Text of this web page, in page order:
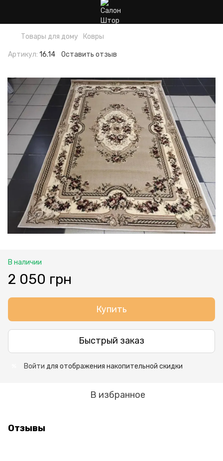
Товары для дому Ковры
Артикул: 16.14 Оставить отзыв
В наличии
2 050 грн
Купить
Быстрый заказ
Войти для отображения накопительной скидки
В избранное
Отзывы